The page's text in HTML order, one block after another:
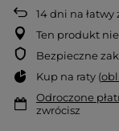
14dni na łatwy
Ten produkt
Bezpieczne
Kup na raty (
Odroczone
zwrócisz